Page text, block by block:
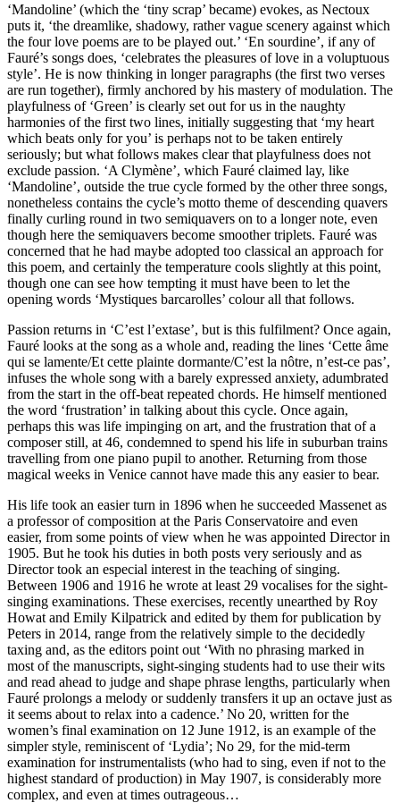
‘Mandoline’ (which the ‘tiny scrap’ became) evokes, as Nectoux
puts it, ‘the dreamlike, shadowy, rather vague scenery against which
the four love poems are to be played out.’ ‘En sourdine’, if any of
Fauré’s songs does, ‘celebrates the pleasures of love in a voluptuous
style’. He is now thinking in longer paragraphs (the first two verses
are run together), firmly anchored by his mastery of modulation. The
playfulness of ‘Green’ is clearly set out for us in the naughty
harmonies of the first two lines, initially suggesting that ‘my heart
which beats only for you’ is perhaps not to be taken entirely
seriously; but what follows makes clear that playfulness does not
exclude passion. ‘A Clymène’, which Fauré claimed lay, like
‘Mandoline’, outside the true cycle formed by the other three songs,
nonetheless contains the cycle’s motto theme of descending quavers
finally curling round in two semiquavers on to a longer note, even
though here the semiquavers become smoother triplets. Fauré was
concerned that he had maybe adopted too classical an approach for
this poem, and certainly the temperature cools slightly at this point,
though one can see how tempting it must have been to let the
opening words ‘Mystiques barcarolles’ colour all that follows.
Passion returns in ‘C’est l’extase’, but is this fulfilment? Once again,
Fauré looks at the song as a whole and, reading the lines ‘Cette âme
qui se lamente/Et cette plainte dormante/C’est la nôtre, n’est-ce pas’,
infuses the whole song with a barely expressed anxiety, adumbrated
from the start in the off-beat repeated chords. He himself mentioned
the word ‘frustration’ in talking about this cycle. Once again,
perhaps this was life impinging on art, and the frustration that of a
composer still, at 46, condemned to spend his life in suburban trains
travelling from one piano pupil to another. Returning from those
magical weeks in Venice cannot have made this any easier to bear.
His life took an easier turn in 1896 when he succeeded Massenet as
a professor of composition at the Paris Conservatoire and even
easier, from some points of view when he was appointed Director in
1905. But he took his duties in both posts very seriously and as
Director took an especial interest in the teaching of singing.
Between 1906 and 1916 he wrote at least 29 vocalises for the sight-
singing examinations. These exercises, recently unearthed by Roy
Howat and Emily Kilpatrick and edited by them for publication by
Peters in 2014, range from the relatively simple to the decidedly
taxing and, as the editors point out ‘With no phrasing marked in
most of the manuscripts, sight-singing students had to use their wits
and read ahead to judge and shape phrase lengths, particularly when
Fauré prolongs a melody or suddenly transfers it up an octave just as
it seems about to relax into a cadence.’ No 20, written for the
women’s final examination on 12 June 1912, is an example of the
simpler style, reminiscent of ‘Lydia’; No 29, for the mid-term
examination for instrumentalists (who had to sing, even if not to the
highest standard of production) in May 1907, is considerably more
complex, and even at times outrageous…